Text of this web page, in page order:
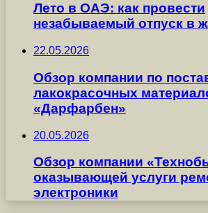
Лето в ОАЭ: как провести
незабываемый отпуск в
22.05.2026
Обзор компании по
лакокрасочных
«Дарфарбен»
20.05.2026
Обзор компании
оказывающей услуги
электроники